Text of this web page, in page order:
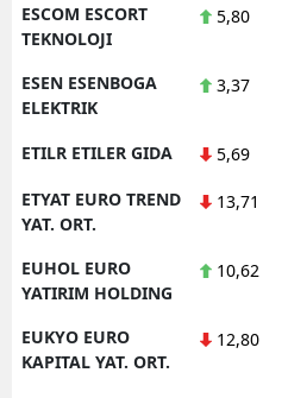
ESCOM ESCORT
TEKNOLOJI
5,80
ESEN ESENBOGA
ELEKTRIK
3,37
ETILR ETILER GIDA 5,69
ETYAT EURO TREND
YAT. ORT.
13,71
EUHOL EURO
YATIRIM HOLDING
10,62
EUKYO EURO
KAPITAL YAT. ORT.
12,80